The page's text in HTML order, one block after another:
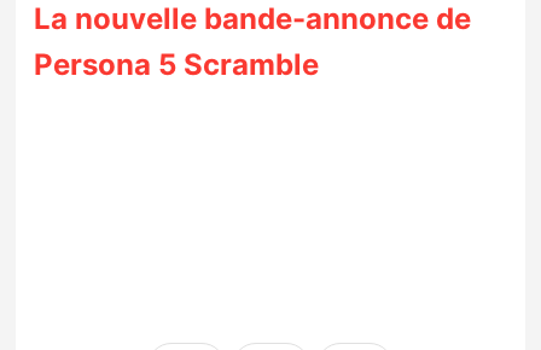
La nouvelle bande-annonce de
Persona 5 Scramble